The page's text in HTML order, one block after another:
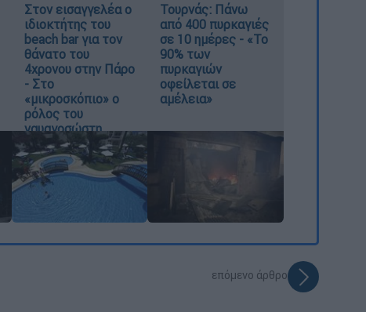
Στον εισαγγελέα ο
ιδιοκτήτης του
beach bar για τον
θάνατο του
4χρονου στην Πάρο
- Στο
«μικροσκόπιο» ο
ρόλος του
ναυαγοσώστη
Τουρνάς: Πάνω
από 400 πυρκαγιές
σε 10 ημέρες - «Το
90% των
πυρκαγιών
οφείλεται σε
αμέλεια»
επόμενο άρθρο